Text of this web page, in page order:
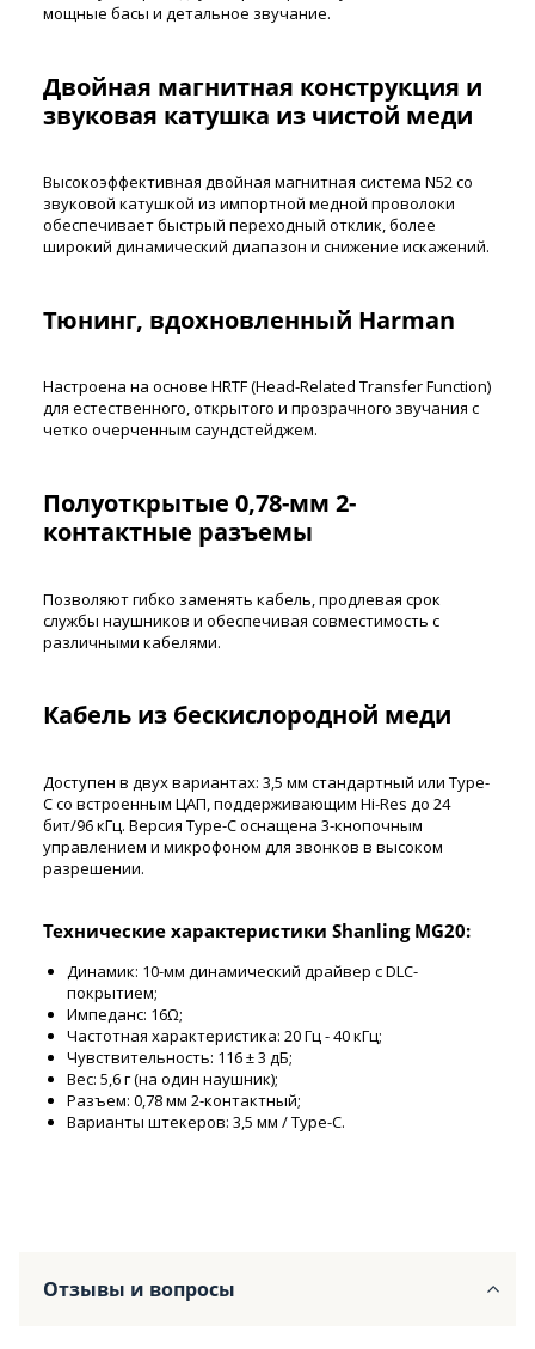
мощные басы и детальное звучание.
Двойная магнитная конструкция и
звуковая катушка из чистой меди
Высокоэффективная двойная магнитная система N52 со
звуковой катушкой из импортной медной проволоки
обеспечивает быстрый переходный отклик, более
широкий динамический диапазон и снижение искажений.
Тюнинг, вдохновленный Harman
Настроена на основе HRTF (Head-Related Transfer Function)
для естественного, открытого и прозрачного звучания с
четко очерченным саундстейджем.
Полуоткрытые 0,78-мм 2-
контактные разъемы
Позволяют гибко заменять кабель, продлевая срок
службы наушников и обеспечивая совместимость с
различными кабелями.
Кабель из бескислородной меди
Доступен в двух вариантах: 3,5 мм стандартный или Type-
C со встроенным ЦАП, поддерживающим Hi-Res до 24
бит/96 кГц. Версия Type-C оснащена 3-кнопочным
управлением и микрофоном для звонков в высоком
разрешении.
Технические характеристики Shanling MG20:
Динамик: 10-мм динамический драйвер с DLC-
покрытием;
Импеданс: 16Ω;
Частотная характеристика: 20 Гц - 40 кГц;
Чувствительность: 116 ± 3 дБ;
Вес: 5,6 г (на один наушник);
Разъем: 0,78 мм 2-контактный;
Варианты штекеров: 3,5 мм / Type-C.
Отзывы и вопросы